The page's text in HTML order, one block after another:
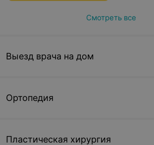
Смотреть все
Выезд врача на дом
Ортопедия
Пластическая хирургия